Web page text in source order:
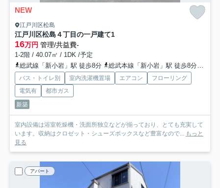
NEW
江戸川区松島
江戸川区松島４丁目の一戸建て1
16万円 管理/共益費-
1-2階 / 40.07㎡ / 1DK /予定
総武線「新小岩」駅 徒歩8分
総武本線「新小岩」駅 徒歩8分
バス・トイレ別 室内洗濯機置場 エアコン
フローリング
電気有
都市ガス
新築
室内設備は浴室乾燥機・洗面所独立などが揃っており、とても充実して
います。収納はクロゼット・シューズボックスなど豊富なので... もっと
見る
アパート